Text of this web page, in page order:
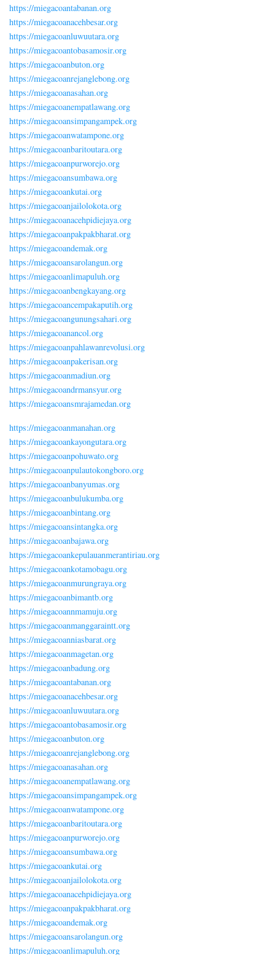
https://miegacoantabanan.org
https://miegacoanacehbesar.org
https://miegacoanluwuutara.org
https://miegacoantobasamosir.org
https://miegacoanbuton.org
https://miegacoanrejanglebong.org
https://miegacoanasahan.org
https://miegacoanempatlawang.org
https://miegacoansimpangampek.org
https://miegacoanwatampone.org
https://miegacoanbaritoutara.org
https://miegacoanpurworejo.org
https://miegacoansumbawa.org
https://miegacoankutai.org
https://miegacoanjailolokota.org
https://miegacoanacehpidiejaya.org
https://miegacoanpakpakbharat.org
https://miegacoandemak.org
https://miegacoansarolangun.org
https://miegacoanlimapuluh.org
https://miegacoanbengkayang.org
https://miegacoancempakaputih.org
https://miegacoangunungsahari.org
https://miegacoanancol.org
https://miegacoanpahlawanrevolusi.org
https://miegacoanpakerisan.org
https://miegacoanmadiun.org
https://miegacoandrmansyur.org
https://miegacoansmrajamedan.org
https://miegacoanmanahan.org
https://miegacoankayongutara.org
https://miegacoanpohuwato.org
https://miegacoanpulautokongboro.org
https://miegacoanbanyumas.org
https://miegacoanbulukumba.org
https://miegacoanbintang.org
https://miegacoansintangka.org
https://miegacoanbajawa.org
https://miegacoankepulauanmerantiriau.org
https://miegacoankotamobagu.org
https://miegacoanmurungraya.org
https://miegacoanbimantb.org
https://miegacoannmamuju.org
https://miegacoanmanggaraintt.org
https://miegacoanniasbarat.org
https://miegacoanmagetan.org
https://miegacoanbadung.org
https://miegacoantabanan.org
https://miegacoanacehbesar.org
https://miegacoanluwuutara.org
https://miegacoantobasamosir.org
https://miegacoanbuton.org
https://miegacoanrejanglebong.org
https://miegacoanasahan.org
https://miegacoanempatlawang.org
https://miegacoansimpangampek.org
https://miegacoanwatampone.org
https://miegacoanbaritoutara.org
https://miegacoanpurworejo.org
https://miegacoansumbawa.org
https://miegacoankutai.org
https://miegacoanjailolokota.org
https://miegacoanacehpidiejaya.org
https://miegacoanpakpakbharat.org
https://miegacoandemak.org
https://miegacoansarolangun.org
https://miegacoanlimapuluh.org